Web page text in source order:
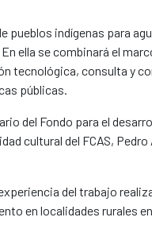
pueblos indígenas para
ella se combinará el
tecnológica, consulta y
públicas.
del Fondo para el
cultural del FCAS,
del trabajo
en localidades rurales